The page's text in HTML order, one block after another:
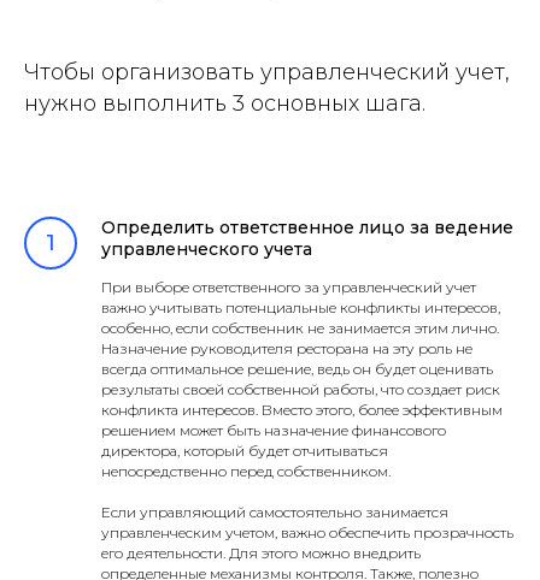
Чтобы организовать управленческий учет,
нужно выполнить 3 основных шага.
Определить ответственное лицо за ведение
управленческого учета
При выборе ответственного за управленческий учет
важно учитывать потенциальные конфликты интересов,
особенно, если собственник не занимается этим лично.
Назначение руководителя ресторана на эту роль не
всегда оптимальное решение, ведь он будет оценивать
результаты своей собственной работы, что создает риск
конфликта интересов. Вместо этого, более эффективным
решением может быть назначение финансового
директора, который будет отчитываться
непосредственно перед собственником.
Если управляющий самостоятельно занимается
управленческим учетом, важно обеспечить прозрачность
его деятельности. Для этого можно внедрить
определенные механизмы контроля. Также, полезно